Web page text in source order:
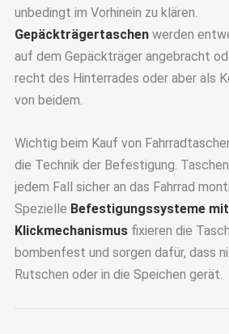
unbedingt im Vorhinein zu klären.
Gepäckträgertaschenwerden
auf dem Gepäckträger angebracht
recht des Hinterrades oder aber als
von beidem.
Wichtig beim Kauf von
die Technik der Befestigung.
jedem Fall sicher an das Fahrrad
Spezielle Befestigungssysteme mit
Klickmechanismusfixieren die
bombenfest und sorgen dafür, dass
Rutschen oder in die Speichen gerät.